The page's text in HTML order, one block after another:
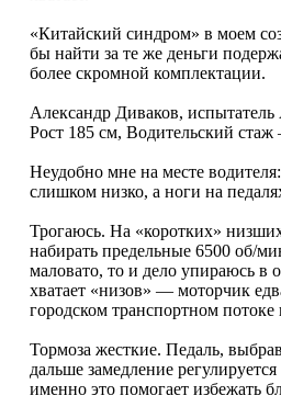
«Китайский синдром» в моем
бы найти за те же деньги
более скромной комплектации.
Александр Диваков,
Рост 185 см, Водительский
Неудобно мне на месте
слишком низко, а ноги на
Трогаюсь. На «коротких»
набирать предельные 6500 об/
маловато, то и дело упираюсь в
хватает «низов» — моторчик
городском транспортном потоке
Тормоза жесткие. Педаль,
дальше замедление
именно это помогает избежать